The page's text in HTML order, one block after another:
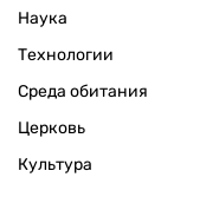
Наука
Технологии
Среда обитания
Церковь
Культура